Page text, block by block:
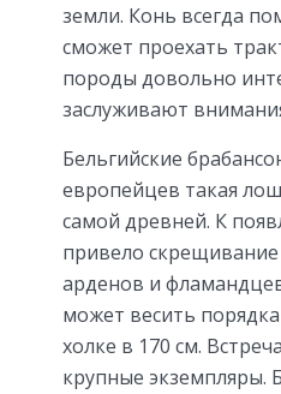
земли. Конь всегда
сможет проехать
породы довольно
заслуживают
Бельгийские
европейцев такая
самой древней. К
привело
арденов и
может весить
холке в 170 см.
крупные экземпляры.